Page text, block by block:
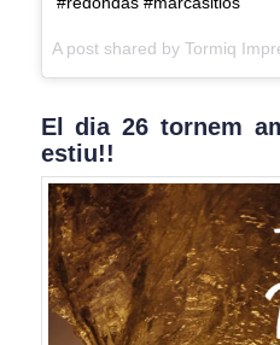
A post shared by Tormiq
El dia 26 tornem
estiu!!